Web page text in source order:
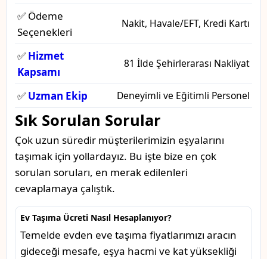
✅ Ödeme
Seçenekleri
Nakit, Havale/EFT, Kredi Kartı
✅ Hizmet
Kapsamı
81 İlde Şehirlerarası Nakliyat
✅ Uzman Ekip Deneyimli ve Eğitimli Personel
Sık Sorulan Sorular
Çok uzun süredir müşterilerimizin eşyalarını
taşımak için yollardayız. Bu işte bize en çok
sorulan soruları, en merak edilenleri
cevaplamaya çalıştık.
Ev Taşıma Ücreti Nasıl Hesaplanıyor?
Temelde evden eve taşıma fiyatlarımızı aracın
gideceği mesafe, eşya hacmi ve kat yüksekliği